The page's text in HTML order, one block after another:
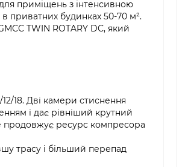
приміщень з інтенсивною
в приватних будинках 50-70 м².
TWIN ROTARY DC, який
18. Дві камери стиснення
і дає рівніший крутний
продовжує ресурс компресора
трасу і більший перепад